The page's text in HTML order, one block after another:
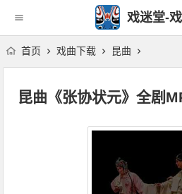
戏迷堂-
首页 戏曲下载 昆曲
昆曲《张协状元》全剧